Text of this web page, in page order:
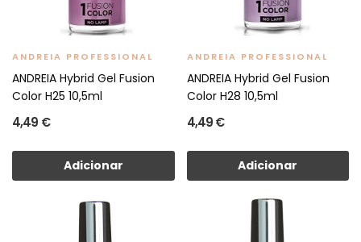
ANDREIA PROFESSIONAL
ANDREIA Hybrid Gel Fusion
Color H25 10,5ml
4,49 €
Adicionar
ANDREIA PROFESSIONAL
ANDREIA Hybrid Gel Fusion
Color H28 10,5ml
4,49 €
Adicionar